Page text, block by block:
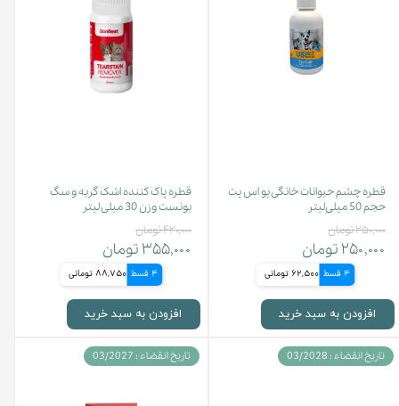
قطره چشم حیوانات خانگی یو اس پت
حجم 50 میلی‌لیتر
۲۵۰,۰۰۰ تومان
۲۵۰,۰۰۰ تومان
4 قسط 62,500 تومانی
افزودن به سبد خرید
قطره پاک کننده اشک گربه و سگ
بونست وزن 30 میلی لیتر
۴۲۰,۰۰۰ تومان
۳۵۵,۰۰۰ تومان
4 قسط 88,750 تومانی
افزودن به سبد خرید
تاریخ انقضاء : 03/2028 تاریخ انقضاء : 03/2027